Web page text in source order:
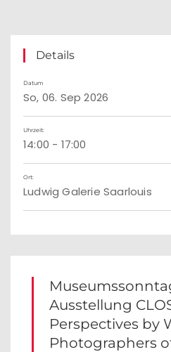
Details
Datum
So, 06. Sep 2026
Uhrzeit:
14:00 - 17:00
Ort:
Ludwig Galerie Saarlouis
Ausstellung
Perspectives by
Photographers